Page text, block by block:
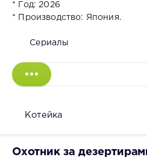
* Год: 2026
* Производство: Япония.
Сериалы
Котейка
Охотник за